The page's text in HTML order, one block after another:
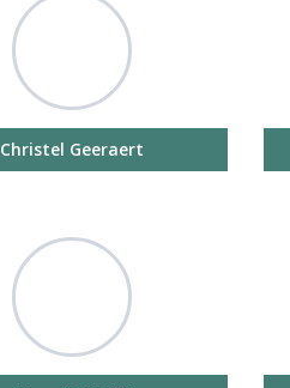
Christel Geeraert